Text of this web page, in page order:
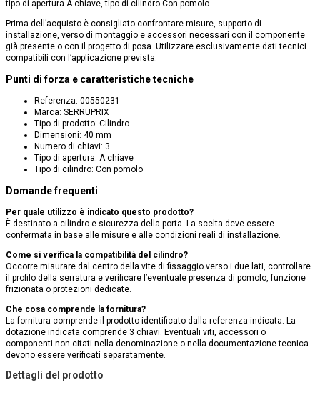
tipo di apertura A chiave, tipo di cilindro Con pomolo.
Prima dell’acquisto è consigliato confrontare misure, supporto di
installazione, verso di montaggio e accessori necessari con il componente
già presente o con il progetto di posa. Utilizzare esclusivamente dati tecnici
compatibili con l’applicazione prevista.
Punti di forza e caratteristiche tecniche
Referenza: 00550231
Marca: SERRUPRIX
Tipo di prodotto: Cilindro
Dimensioni: 40 mm
Numero di chiavi: 3
Tipo di apertura: A chiave
Tipo di cilindro: Con pomolo
Domande frequenti
Per quale utilizzo è indicato questo prodotto?
È destinato a cilindro e sicurezza della porta. La scelta deve essere
confermata in base alle misure e alle condizioni reali di installazione.
Come si verifica la compatibilità del cilindro?
Occorre misurare dal centro della vite di fissaggio verso i due lati, controllare
il profilo della serratura e verificare l’eventuale presenza di pomolo, funzione
frizionata o protezioni dedicate.
Che cosa comprende la fornitura?
La fornitura comprende il prodotto identificato dalla referenza indicata. La
dotazione indicata comprende 3 chiavi. Eventuali viti, accessori o
componenti non citati nella denominazione o nella documentazione tecnica
devono essere verificati separatamente.
Dettagli del prodotto